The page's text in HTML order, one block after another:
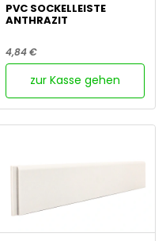
PVC SOCKELLEISTE
ANTHRAZIT
4,84 €
zur Kasse gehen